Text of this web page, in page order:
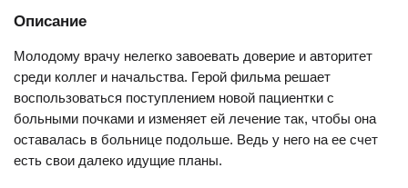
Описание
Молодому врачу нелегко завоевать доверие и авторитет
среди коллег и начальства. Герой фильма решает
воспользоваться поступлением новой пациентки с
больными почками и изменяет ей лечение так, чтобы она
оставалась в больнице подольше. Ведь у него на ее счет
есть свои далеко идущие планы.